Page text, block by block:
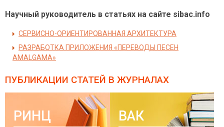
Научный руководитель в статьях на сайте sibac.info
СЕРВИСНО-ОРИЕНТИРОВАННАЯ АРХИТЕКТУРА
РАЗРАБОТКА ПРИЛОЖЕНИЯ «ПЕРЕВОДЫ ПЕСЕН
AMALGAMA»
ПУБЛИКАЦИИ СТАТЕЙ В ЖУРНАЛАХ
РИНЦ ВАК